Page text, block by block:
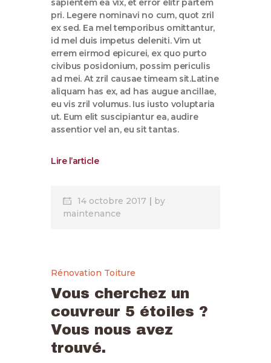
sapientem ea vix, et error elitr partem
pri. Legere nominavi no cum, quot zril
ex sed. Ea mel temporibus omittantur,
id mel duis impetus deleniti. Vim ut
errem eirmod epicurei, ex quo purto
civibus posidonium, possim periculis
ad mei. At zril causae timeam sit.Latine
aliquam has ex, ad has augue ancillae,
eu vis zril volumus. Ius iusto voluptaria
ut. Eum elit suscipiantur ea, audire
assentior vel an, eu sit tantas.
Lire l’article
14 octobre 2017
by
maintenance
Rénovation Toiture
Vous cherchez un
couvreur 5 étoiles ?
Vous nous avez
trouvé.